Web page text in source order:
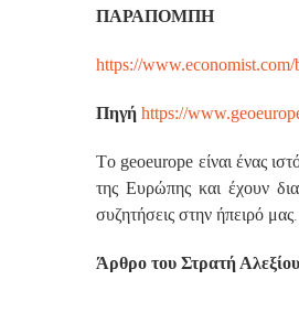
ΠΑΡΑΠΟΜΠΗ
https://
Πηγή https://
Τo geoeurope είναι ένας
της Ευρώπης και έχουν
συζητήσεις στην ήπειρό μας.
Άρθρο του Στρατή Αλεξίου